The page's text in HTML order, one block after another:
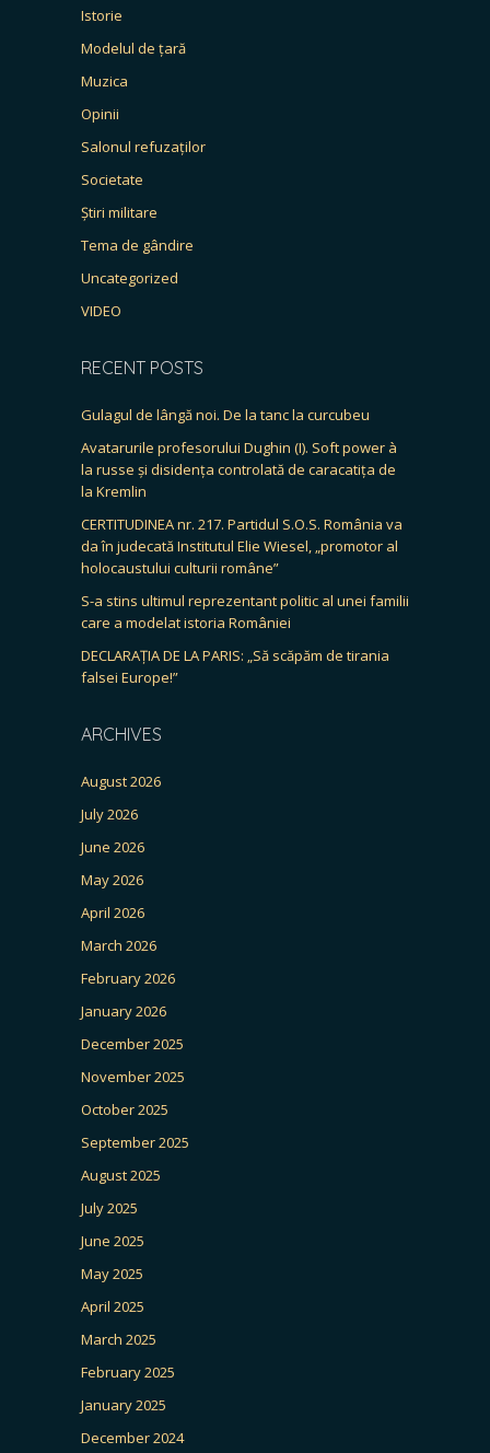
Istorie
Modelul de țară
Muzica
Opinii
Salonul refuzaților
Societate
Știri militare
Tema de gândire
Uncategorized
VIDEO
RECENT POSTS
Gulagul de lângă noi. De la tanc la curcubeu
Avatarurile profesorului Dughin (I). Soft power à
la russe și disidența controlată de caracatița de
la Kremlin
CERTITUDINEA nr. 217. Partidul S.O.S. România va
da în judecată Institutul Elie Wiesel, „promotor al
holocaustului culturii române”
S-a stins ultimul reprezentant politic al unei familii
care a modelat istoria României
DECLARAȚIA DE LA PARIS: „Să scăpăm de tirania
falsei Europe!”
ARCHIVES
August 2026
July 2026
June 2026
May 2026
April 2026
March 2026
February 2026
January 2026
December 2025
November 2025
October 2025
September 2025
August 2025
July 2025
June 2025
May 2025
April 2025
March 2025
February 2025
January 2025
December 2024